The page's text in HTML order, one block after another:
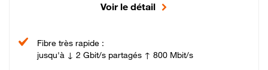
Voir le détail
Fibre très rapide :
jusqu'à ↓ 2 Gbit/s partagés ↑ 800 Mbit/s